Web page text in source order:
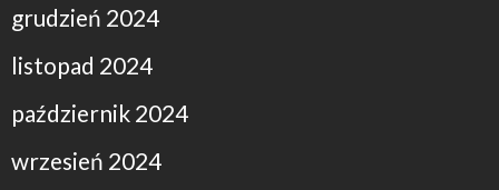
grudzień 2024
listopad 2024
październik 2024
wrzesień 2024